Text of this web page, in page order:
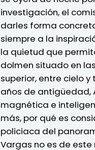
investigación, el
darles forma
siempre a la
la quietud que
dolmen situado en
superior, entre cielo
años de antigüedad,
magnética e
más, por qué es
policiaca del
Vargas no es de